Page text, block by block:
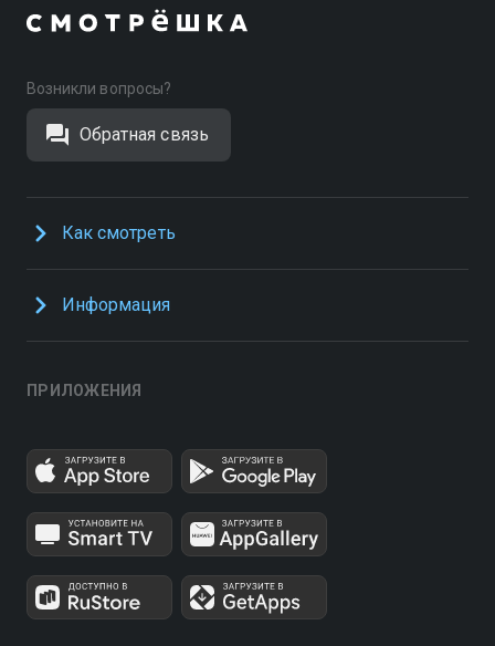
Возникли вопросы?
Обратная связь
Как смотреть
Информация
ПРИЛОЖЕНИЯ